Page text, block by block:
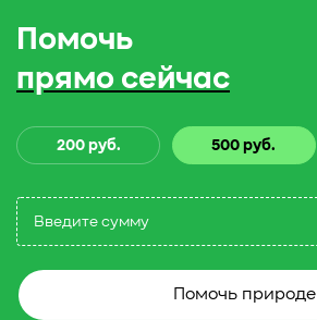
Помочь
прямо сейчас
200 руб. 500 руб.
Помочь природе